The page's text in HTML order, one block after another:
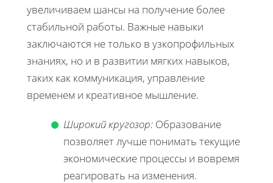
увеличиваем шансы на получение более
стабильной работы. Важные навыки
заключаются не только в узкопрофильных
знаниях, но и в развитии мягких навыков,
таких как коммуникация, управление
временем и креативное мышление.
Широкий кругозор: Образование
позволяет лучше понимать текущие
экономические процессы и вовремя
реагировать на изменения.